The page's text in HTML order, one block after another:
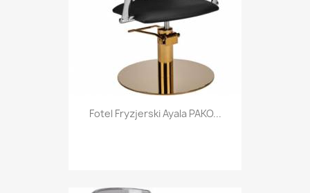
Fotel Fryzjerski Ayala PAKO...